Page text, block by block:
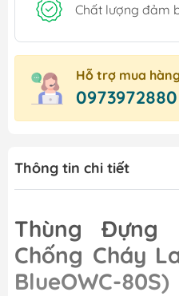
Chất lượng đảm
Hỗ trợ mua hàng
0973972880
Thông tin chi tiết
Thùng Đựng
Chống Cháy
BlueOWC-80S)